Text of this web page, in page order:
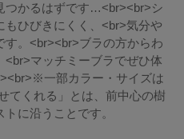
つかるはずです…<br><br>シ
もひびきにくく、<br>気分や
す。<br><br>ブラの方からわ
マッチミーブラでぜひ体
一部カラー・サイズは
てくれる」とは、前中心の樹
に沿うことです。